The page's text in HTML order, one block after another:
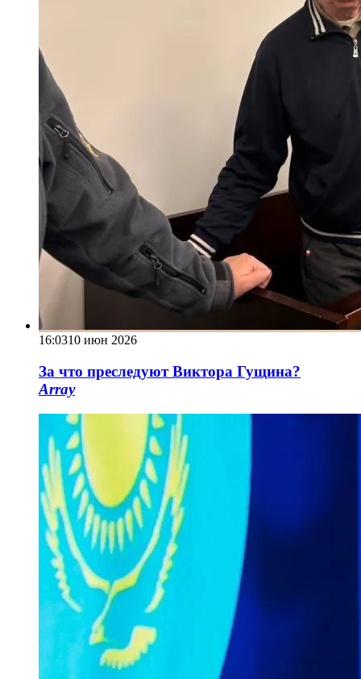
16:0310 июн 2026
За что преследуют Виктора Гущина?
Array